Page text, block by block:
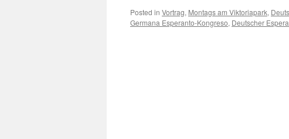
Posted in Vortrag, Montags am Viktoriapark,
Germana Esperanto-Kongreso, Deutscher